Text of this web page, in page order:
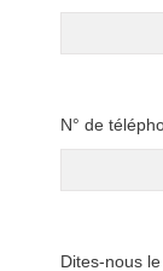
N° de
Dites-nous